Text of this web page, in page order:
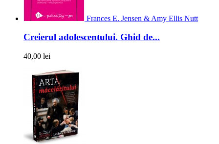
Frances E. Jensen & Amy Ellis Nutt
Creierul adolescentului. Ghid de...
40,00 lei